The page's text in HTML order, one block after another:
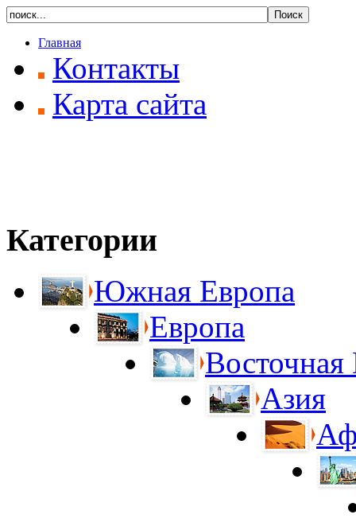
Главная
Контакты
Карта сайта
Категории
Южная Европа
Европа
Восточная
Азия